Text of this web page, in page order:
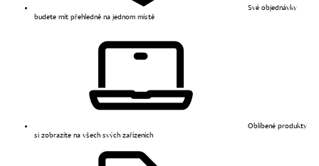
Své objednávky
budete mít přehledně na jednom místě
Oblíbené produkty
si zobrazíte na všech svých zařízeních